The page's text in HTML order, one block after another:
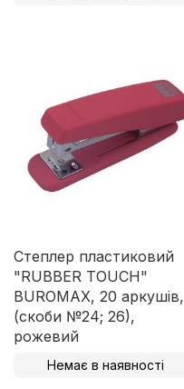
Степлер пластиковий
"RUBBER TOUCH"
BUROMAX, 20 аркушів,
(скоби №24; 26),
рожевий
Немає в наявності